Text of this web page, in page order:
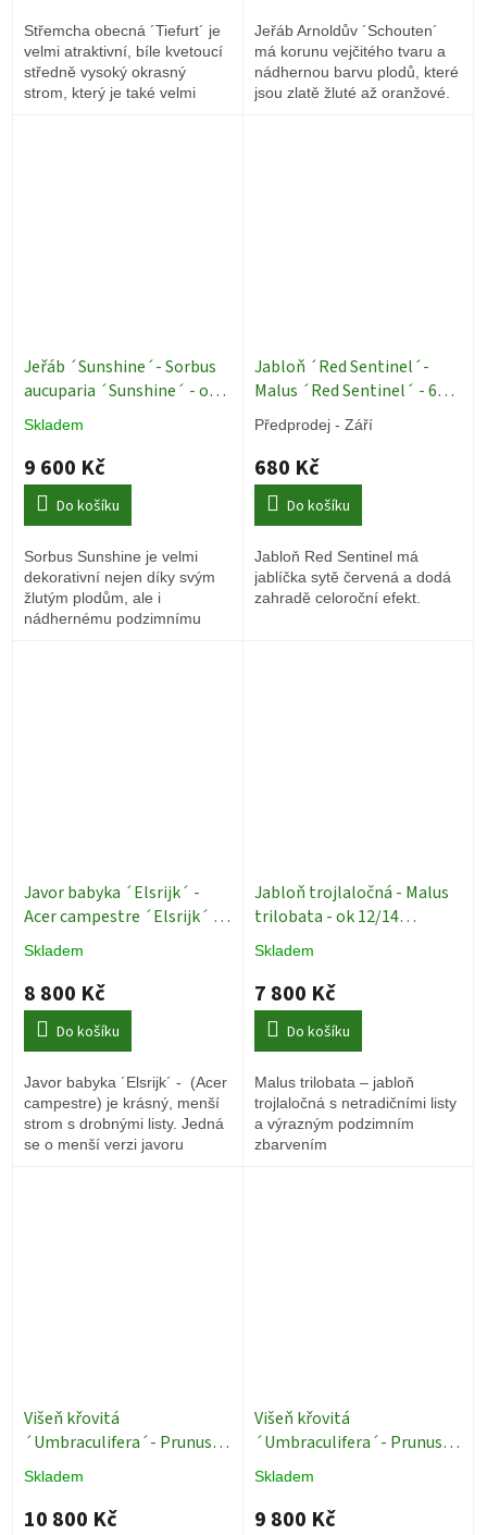
Střemcha obecná ´Tiefurt´ je
velmi atraktivní, bíle kvetoucí
středně vysoký okrasný
strom, který je také velmi
Jeřáb Arnoldův ´Schouten´
má korunu vejčitého tvaru a
nádhernou barvu plodů, které
jsou zlatě žluté až oranžové.
Jeřáb ´Sunshine´- Sorbus
aucuparia ´Sunshine´ - ok
16/18
Skladem
9 600 Kč
Do košíku
Sorbus Sunshine je velmi
dekorativní nejen díky svým
žlutým plodům, ale i
nádhernému podzimnímu
Jabloň ´Red Sentinel´-
Malus ´Red Sentinel´ - 60 -
80 cm, keř 4lOkrasné
stromy
Předprodej - Září
680 Kč
Do košíku
Jabloň Red Sentinel má
jablíčka sytě červená a dodá
zahradě celoroční efekt.
Javor babyka ´Elsrijk´ -
Acer campestre ´Elsrijk´ -
ok 12/14
Skladem
8 800 Kč
Do košíku
Javor babyka ´Elsrijk´ - (Acer
campestre) je krásný, menší
strom s drobnými listy. Jedná
se o menší verzi javoru
Jabloň trojlaločná - Malus
trilobata - ok 12/14
Okrasné stromy
Skladem
7 800 Kč
Do košíku
Malus trilobata – jabloň
trojlaločná s netradičními listy
a výrazným podzimním
zbarvením
Višeň křovitá
´Umbraculifera´- Prunus
eminens ´Umbraculifera´
stromy
Skladem
10 800 Kč
Višeň křovitá
´Umbraculifera´- Prunus
eminens ´Umbraculifera´
stromy
Skladem
9 800 Kč